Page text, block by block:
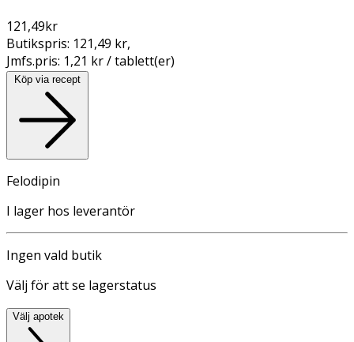
121,49kr
Butikspris: 121,49 kr,
Jmfs.pris: 1,21 kr / tablett(er)
Köp via recept
Felodipin
I lager hos leverantör
Ingen vald butik
Välj för att se lagerstatus
Välj apotek